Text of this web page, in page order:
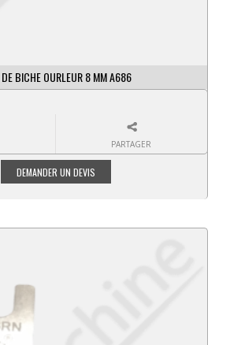
BICHE OURLEUR 8 MM A686
PARTAGER